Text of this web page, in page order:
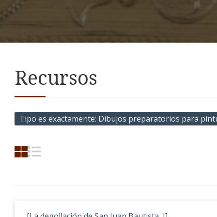
Recursos
Tipo es exactamente Dibujos preparatorios para